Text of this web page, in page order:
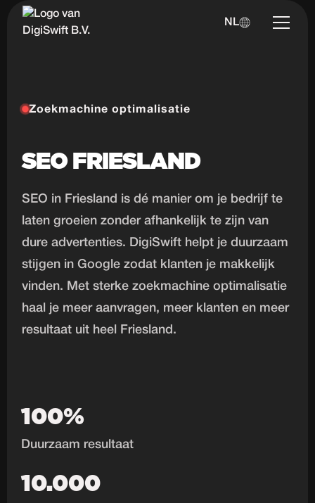
NL
Zoekmachine optimalisatie
SEO FRIESLAND
SEO in Friesland is dé manier om je bedrijf te
laten groeien zonder afhankelijk te zijn van
dure advertenties. DigiSwift helpt je duurzaam
stijgen in Google zodat klanten je makkelijk
vinden. Met sterke zoekmachine optimalisatie
haal je meer aanvragen, meer klanten en meer
resultaat uit heel Friesland.
100%
Duurzaam resultaat
10.000